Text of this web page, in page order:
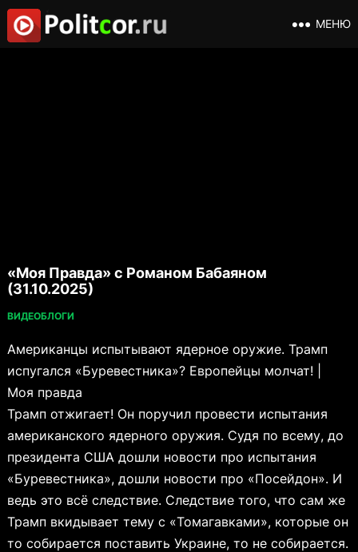
МЕНЮ
«Моя Правда» с Романом Бабаяном
(31.10.2025)
ВИДЕОБЛОГИ
Американцы испытывают ядерное оружие. Трамп
испугался «Буревестника»? Европейцы молчат! |
Моя правда
Трамп отжигает! Он поручил провести испытания
американского ядерного оружия. Судя по всему, до
президента США дошли новости про испытания
«Буревестника», дошли новости про «Посейдон». И
ведь это всё следствие. Следствие того, что сам же
Трамп вкидывает тему с «Томагавками», которые он
то собирается поставить Украине, то не собирается.